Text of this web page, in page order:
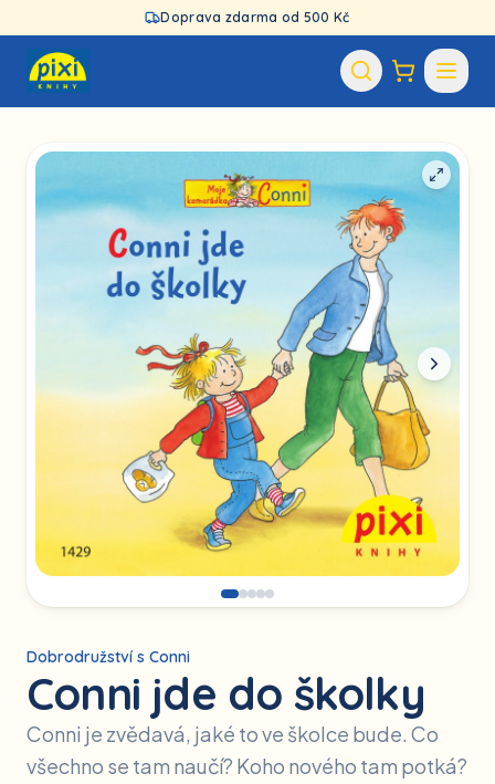
Doprava zdarma od 500 Kč
Dobrodružství s Conni
Conni jde do školky
Conni je zvědavá, jaké to ve školce bude. Co
všechno se tam naučí? Koho nového tam potká?